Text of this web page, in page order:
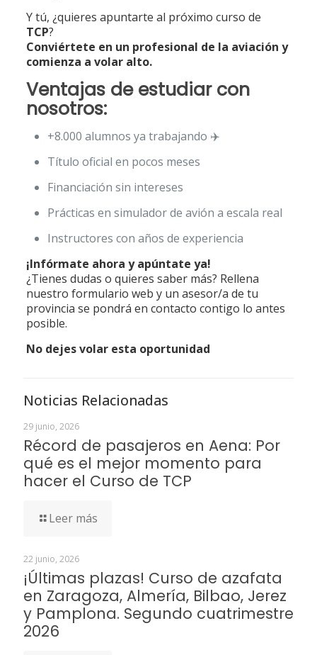
Y tú, ¿quieres apuntarte al próximo curso de
TCP?
Conviértete en un profesional de la aviación y
comienza a volar alto.
Ventajas de estudiar con
nosotros:
+8.000 alumnos ya trabajando ✈️
Título oficial en pocos meses
Financiación sin intereses
Prácticas en simulador de avión a escala real
Instructores con años de experiencia ‍
¡Infórmate ahora y apúntate ya!
¿Tienes dudas o quieres saber más? Rellena
nuestro formulario web y un asesor/a de tu
provincia se pondrá en contacto contigo lo antes
posible.
No dejes volar esta oportunidad
Noticias Relacionadas
29 junio, 2026
Récord de pasajeros en Aena: Por
qué es el mejor momento para
hacer el Curso de TCP
Leer más
22 junio, 2026
¡Últimas plazas! Curso de azafata
en Zaragoza, Almería, Bilbao, Jerez
y Pamplona. Segundo cuatrimestre
2026